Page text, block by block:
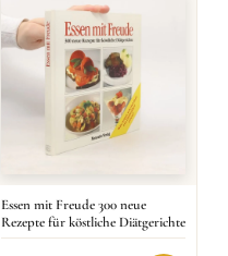
Essen mit Freude 300 neue
Rezepte für köstliche Diätgerichte